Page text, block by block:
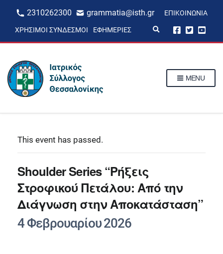
2310262300 grammatia@isth.gr ΕΠΙΚΟΙΝΩΝΊΑ
ΧΡΉΣΙΜΟΙ ΣΎΝΔΕΣΜΟΙ ΕΦΗΜΕΡΊΕΣ
p
MENU
This event has passed.
Shoulder Series “Ρήξεις
Στροφικού Πετάλου: Από την
Διάγνωση στην Αποκατάσταση”
4 Φεβρουαρίου 2026